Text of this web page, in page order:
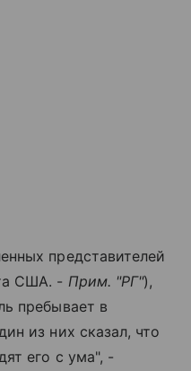
представителей
США. - Прим. "РГ"),
пребывает в
из них сказал, что
его с ума", -